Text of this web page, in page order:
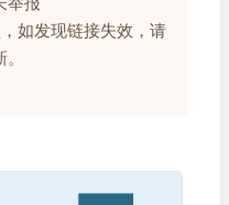
如发现链接失效，请